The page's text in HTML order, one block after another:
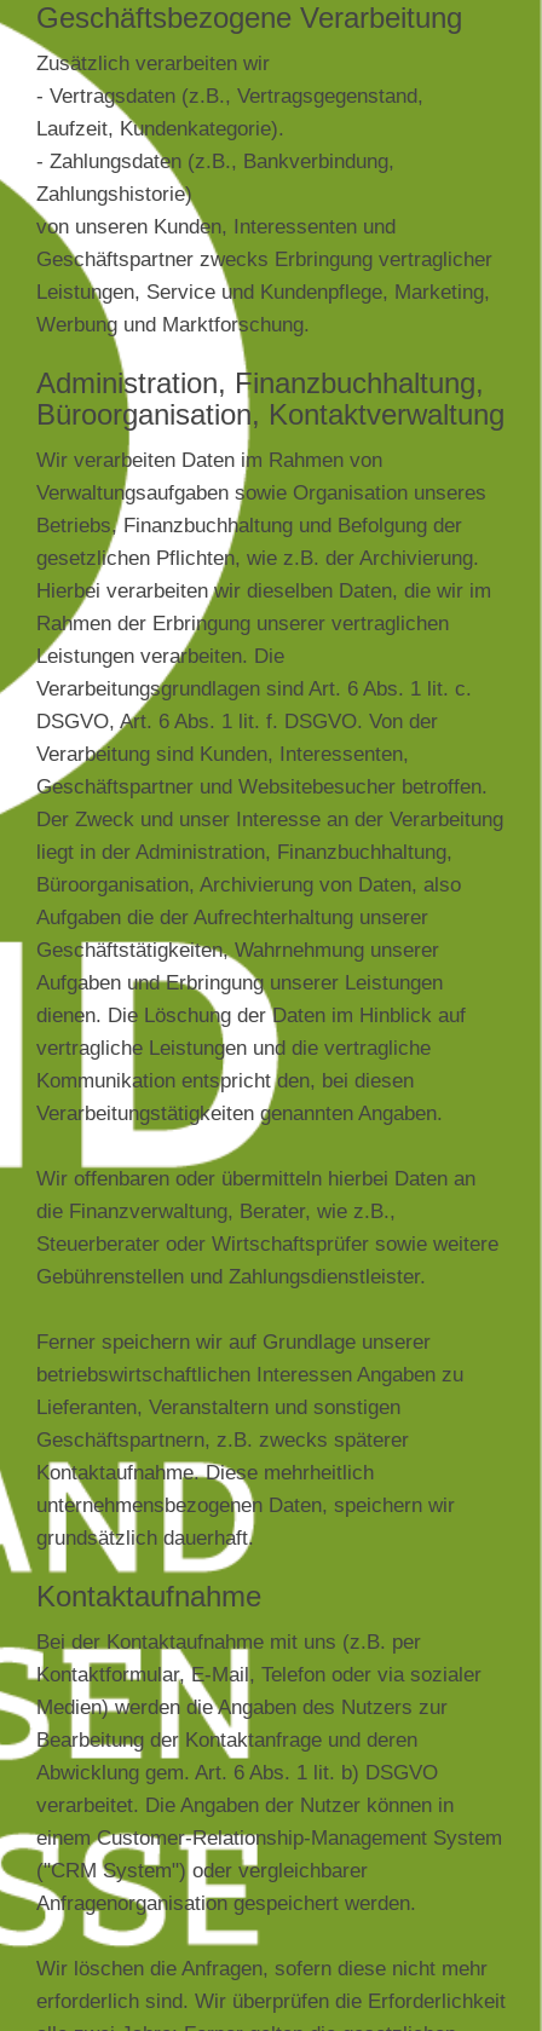
Geschäftsbezogene Verarbeitung
Zusätzlich verarbeiten wir
- Vertragsdaten (z.B., Vertragsgegenstand,
Laufzeit, Kundenkategorie).
- Zahlungsdaten (z.B., Bankverbindung,
Zahlungshistorie)
von unseren Kunden, Interessenten und
Geschäftspartner zwecks Erbringung vertraglicher
Leistungen, Service und Kundenpflege, Marketing,
Werbung und Marktforschung.
Administration, Finanzbuchhaltung,
Büroorganisation, Kontaktverwaltung
Wir verarbeiten Daten im Rahmen von
Verwaltungsaufgaben sowie Organisation unseres
Betriebs, Finanzbuchhaltung und Befolgung der
gesetzlichen Pflichten, wie z.B. der Archivierung.
Hierbei verarbeiten wir dieselben Daten, die wir im
Rahmen der Erbringung unserer vertraglichen
Leistungen verarbeiten. Die
Verarbeitungsgrundlagen sind Art. 6 Abs. 1 lit. c.
DSGVO, Art. 6 Abs. 1 lit. f. DSGVO. Von der
Verarbeitung sind Kunden, Interessenten,
Geschäftspartner und Websitebesucher betroffen.
Der Zweck und unser Interesse an der Verarbeitung
liegt in der Administration, Finanzbuchhaltung,
Büroorganisation, Archivierung von Daten, also
Aufgaben die der Aufrechterhaltung unserer
Geschäftstätigkeiten, Wahrnehmung unserer
Aufgaben und Erbringung unserer Leistungen
dienen. Die Löschung der Daten im Hinblick auf
vertragliche Leistungen und die vertragliche
Kommunikation entspricht den, bei diesen
Verarbeitungstätigkeiten genannten Angaben.
Wir offenbaren oder übermitteln hierbei Daten an
die Finanzverwaltung, Berater, wie z.B.,
Steuerberater oder Wirtschaftsprüfer sowie weitere
Gebührenstellen und Zahlungsdienstleister.
Ferner speichern wir auf Grundlage unserer
betriebswirtschaftlichen Interessen Angaben zu
Lieferanten, Veranstaltern und sonstigen
Geschäftspartnern, z.B. zwecks späterer
Kontaktaufnahme. Diese mehrheitlich
unternehmensbezogenen Daten, speichern wir
grundsätzlich dauerhaft.
Kontaktaufnahme
Bei der Kontaktaufnahme mit uns (z.B. per
Kontaktformular, E-Mail, Telefon oder via sozialer
Medien) werden die Angaben des Nutzers zur
Bearbeitung der Kontaktanfrage und deren
Abwicklung gem. Art. 6 Abs. 1 lit. b) DSGVO
verarbeitet. Die Angaben der Nutzer können in
einem Customer-Relationship-Management System
("CRM System") oder vergleichbarer
Anfragenorganisation gespeichert werden.
Wir löschen die Anfragen, sofern diese nicht mehr
erforderlich sind. Wir überprüfen die Erforderlichkeit